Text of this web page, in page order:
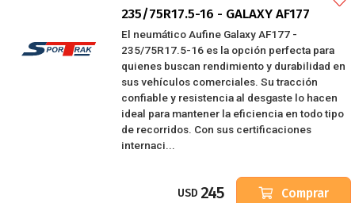
235/75R17.5-16 - GALAXY AF177
El neumático Aufine Galaxy AF177 -
235/75R17.5-16 es la opción perfecta para
quienes buscan rendimiento y durabilidad en
sus vehículos comerciales. Su tracción
confiable y resistencia al desgaste lo hacen
ideal para mantener la eficiencia en todo tipo
de recorridos. Con sus certificaciones
internaci...
USD 245 Comprar